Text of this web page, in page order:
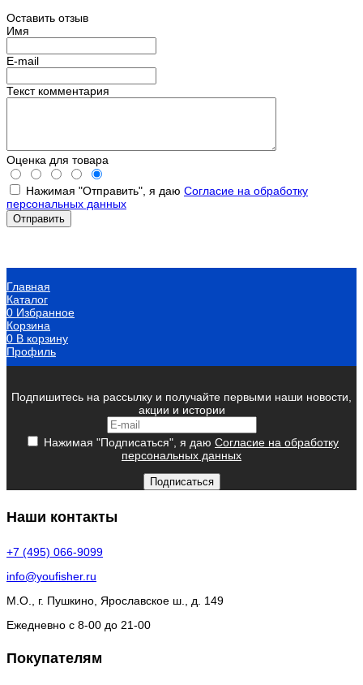
Оставить отзыв
Имя
E-mail
Текст комментария
Оценка для товара
Нажимая "Отправить", я даю Согласие на обработку
персональных данных
Главная
Каталог
0 Избранное
Корзина
0 В корзину
Профиль
Подпишитесь на рассылку и получайте первыми наши новости,
акции и истории
Нажимая "Подписаться", я даю Согласие на обработку
персональных данных
Подписаться
Наши контакты
+7 (495) 066-9099
info@youfisher.ru
М.О., г. Пушкино, Ярославское ш., д. 149
Ежедневно с 8-00 до 21-00
Покупателям